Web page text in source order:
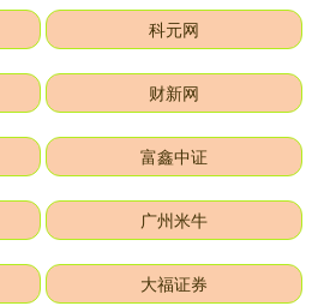
科元网
财新网
富鑫中证
广州米牛
大福证券